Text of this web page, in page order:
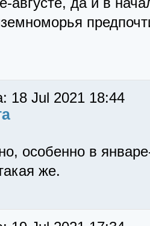
18 Jul 2021 18:44
особенно в
же.